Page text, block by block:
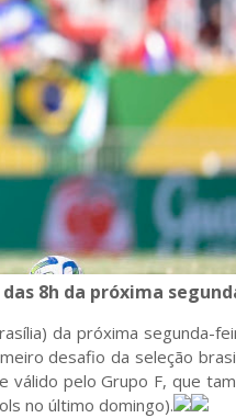
8h da próxima
da próxima segunda-
desafio da seleção
válido pelo Grupo F, que
no último domingo).